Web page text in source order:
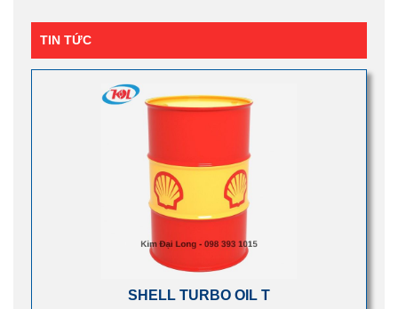
TIN TỨC
SHELL TURBO OIL T